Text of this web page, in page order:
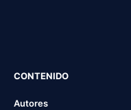
CONTENIDO
Autores